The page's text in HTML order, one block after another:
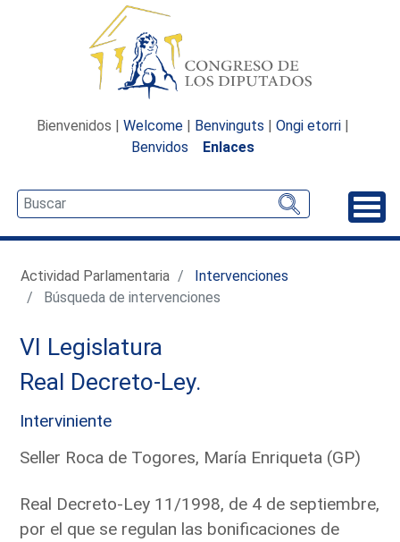
Bienvenidos | Welcome | Benvinguts | Ongi etorri |
Benvidos
Enlaces
Actividad Parlamentaria
Intervenciones
Búsqueda de intervenciones
VI Legislatura
Real Decreto-Ley.
Interviniente
Seller Roca de Togores, María Enriqueta (GP)
Real Decreto-Ley 11/1998, de 4 de septiembre,
por el que se regulan las bonificaciones de